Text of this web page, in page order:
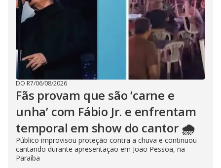
DO R7/06/08/2026
Fãs provam que são ‘carne e
unha’ com Fábio Jr. e enfrentam
temporal em show do cantor 🌧️
Público improvisou proteção contra a chuva e continuou
cantando durante apresentação em João Pessoa, na
Paraíba